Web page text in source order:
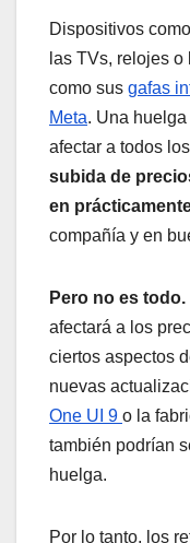
Dispositivos
las TVs, relojes
como sus gafas
Meta. Una
afectar a todos
subida de
en
compañía y en
Pero no es todo.
afectará a los
ciertos aspectos
nuevas
One UI 9 o la
también podrían
huelga.
Por lo tanto, los